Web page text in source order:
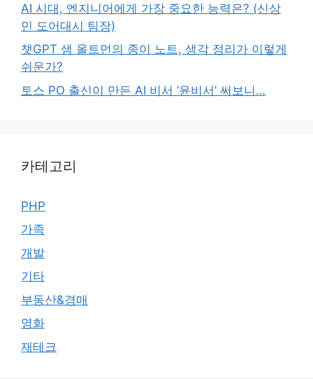
AI 시대, 엔지니어에게 가장 중요한 능력은? (신상
민 도어대시 팀장)
챗GPT 샘 올트먼의 종이 노트, 생각 정리가 이렇게
쉬운가?
토스 PO 출신이 만든 AI 비서 ‘윤비서’ 써보니…
카테고리
PHP
가족
개발
기타
부동산&경매
영화
재테크